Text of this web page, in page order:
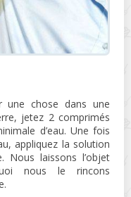
une chose dans une
jetez 2 comprimés
d’eau. Une fois
appliquez la solution
Nous laissons l’objet
nous le rincons